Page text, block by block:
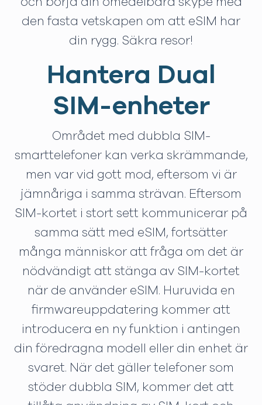
den fasta vetskapen om att eSIM har
din rygg. Säkra resor!
Hantera Dual
SIM-enheter
Området med dubbla SIM-
smarttelefoner kan verka skrämmande,
men var vid gott mod, eftersom vi är
jämnåriga i samma strävan. Eftersom
SIM-kortet i stort sett kommunicerar på
samma sätt med eSIM, fortsätter
många människor att fråga om det är
nödvändigt att stänga av SIM-kortet
när de använder eSIM. Huruvida en
firmwareuppdatering kommer att
introducera en ny funktion i antingen
din föredragna modell eller din enhet är
svaret. När det gäller telefoner som
stöder dubbla SIM, kommer det att